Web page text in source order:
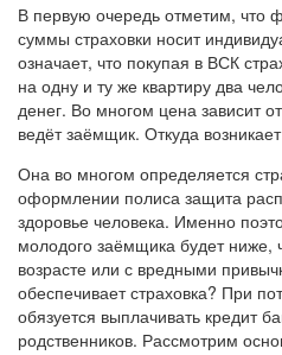
В первую очередь отметим, что
суммы страховки носит
означает, что покупая в ВСК
на одну и ту же квартиру два
денег. Во многом цена зависит
ведёт заёмщик. Откуда
Она во многом определяется
оформлении полиса защита
здоровье человека. Именно
молодого заёмщика будет ниже,
возрасте или с вредными
обеспечивает страховка? При
обязуется выплачивать кредит
родственников. Рассмотрим